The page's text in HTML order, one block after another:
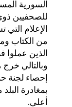
السورية
للصحفيين
الإعلام التي
من الكتاب
الذين عملوا
وبالتالي
أعلى.